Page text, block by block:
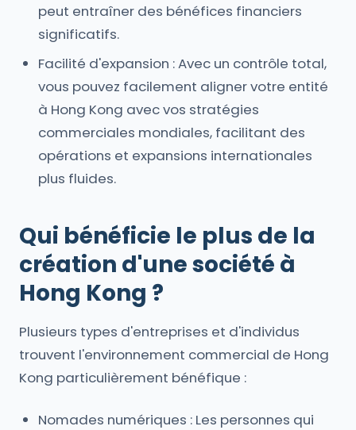
peut entraîner des bénéfices financiers
significatifs.
Facilité d'expansion : Avec un contrôle total,
vous pouvez facilement aligner votre entité
à Hong Kong avec vos stratégies
commerciales mondiales, facilitant des
opérations et expansions internationales
plus fluides.
Qui bénéficie le plus de la
création d'une société à
Hong Kong ?
Plusieurs types d'entreprises et d'individus
trouvent l'environnement commercial de Hong
Kong particulièrement bénéfique :
Nomades numériques : Les personnes qui